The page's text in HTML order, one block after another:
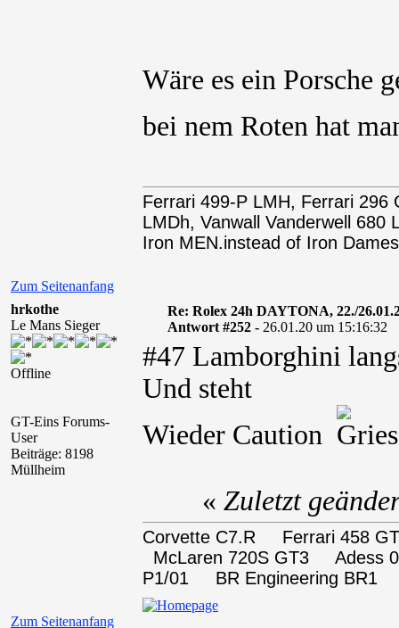
Wäre es ein Porsche
bei nem Roten hat
Zum Seitenanfang
Ferrari 499-P LMH, Ferrari 296
LMDh, Vanwall Vanderwell
Iron MEN.instead of Iron
hrkothe
Le Mans Sieger
Offline
GT-Eins Forums-
User
Beiträge: 8198
Müllheim
Re: Rolex 24h DAYTONA, 22./
Antwort #252 - 26.01.20 um 15:16:32
#47 Lamborghini
Und steht
Wieder Caution
Zum Seitenanfang
« Zuletzt
Corvette C7.R Ferrari 458
McLaren 720S GT3
P1/01 BR Engineering BR1